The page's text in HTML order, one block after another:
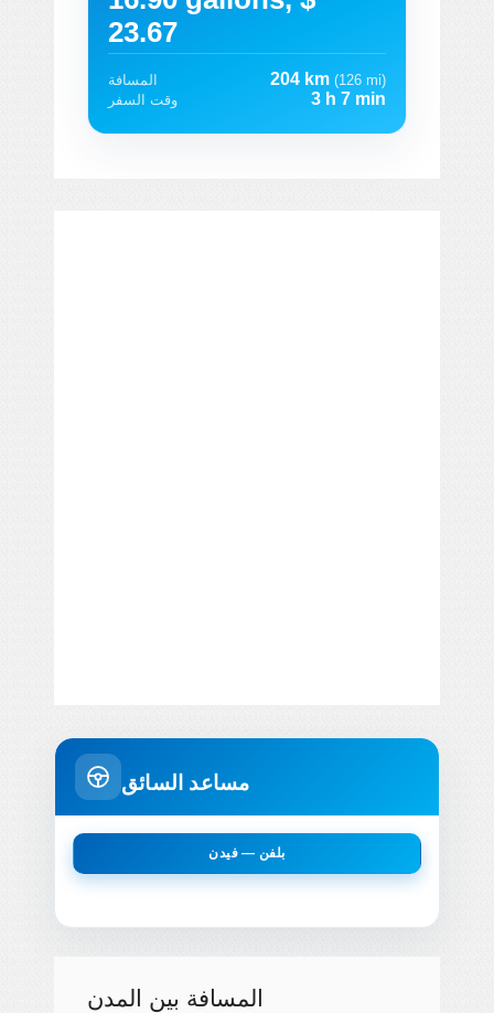
23.67
المسافة 204 km (126 mi)
وقت السفر
3 h 7 min
مساعد السائق
بلفن — فيدن
المسافة بين المدن